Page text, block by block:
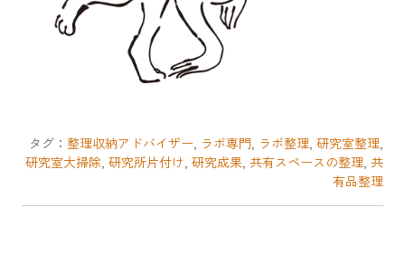
タグ： 整理収納アドバイザー ラボ専門 ラボ整理 研究室整理
研究室大掃除 研究所片付け 研究成果 共有スペースの整理 共
有品整理